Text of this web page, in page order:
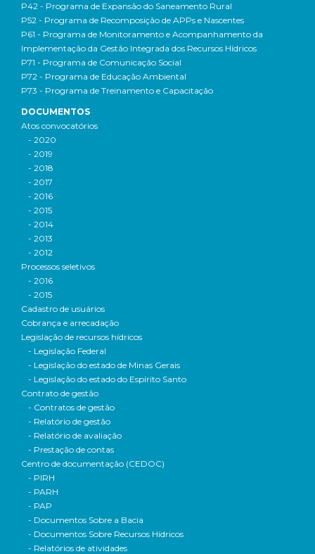
P42 - Programa de Expansão do Saneamento Rural
P52 - Programa de Recomposição de APPs e Nascentes
P61 - Programa de Monitoramento e Acompanhamento da
Implementação da Gestão Integrada dos Recursos Hídricos
P71 - Programa de Comunicação Social
P72 - Programa de Educação Ambiental
P73 - Programa de Treinamento e Capacitação
DOCUMENTOS
Atos convocatórios
- 2020
- 2019
- 2018
- 2017
- 2016
- 2015
- 2014
- 2013
- 2012
Processos seletivos
- 2016
- 2015
Cadastro de usuários
Cobrança e arrecadação
Legislação de recursos hídricos
- Legislação Federal
- Legislação do estado de Minas Gerais
- Legislação do estado do Espírito Santo
Contrato de gestão
- Contratos de gestão
- Relatório de gestão
- Relatório de avaliação
- Prestação de contas
Centro de documentação (CEDOC)
- PIRH
- PARH
- PAP
- Documentos Sobre a Bacia
- Documentos Sobre Recursos Hídricos
- Relatórios de atividades